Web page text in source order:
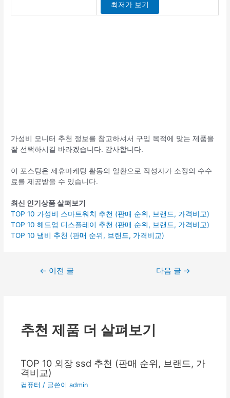
최저가 보기
가성비 모니터 추천 정보를 참고하셔서 구입 목적에 맞는 제품을
잘 선택하시길 바라겠습니다. 감사합니다.
이 포스팅은 제휴마케팅 활동의 일환으로 작성자가 소정의 수수
료를 제공받을 수 있습니다.
최신 인기상품 살펴보기
TOP 10 가성비 스마트워치 추천 (판매 순위, 브랜드, 가격비교)
TOP 10 헤드업 디스플레이 추천 (판매 순위, 브랜드, 가격비교)
TOP 10 냄비 추천 (판매 순위, 브랜드, 가격비교)
← 이전 글 다음 글 →
추천 제품 더 살펴보기
TOP 10 외장 ssd 추천 (판매 순위, 브랜드, 가
격비교)
컴퓨터 / 글쓴이admin